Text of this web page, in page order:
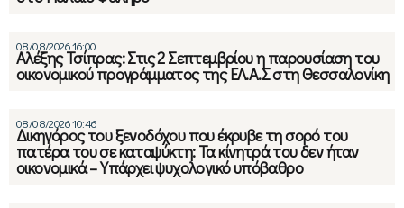
08/08/2026 16:00
Αλέξης Τσίπρας: Στις 2 Σεπτεμβρίου η παρουσίαση του
οικονομικού προγράμματος της ΕΛ.Α.Σ στη Θεσσαλονίκη
08/08/2026 10:46
Δικηγόρος του ξενοδόχου που έκρυβε τη σορό του
πατέρα του σε καταψύκτη: Τα κίνητρά του δεν ήταν
οικονομικά – Υπάρχει ψυχολογικό υπόβαθρο